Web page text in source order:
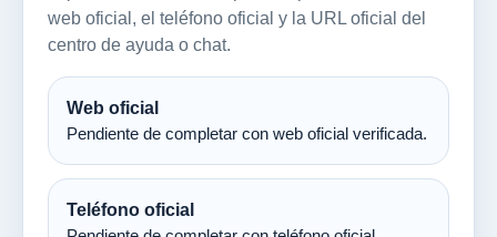
web oficial, el teléfono oficial y la URL oficial del
centro de ayuda o chat.
Web oficial
Pendiente de completar con web oficial verificada.
Teléfono oficial